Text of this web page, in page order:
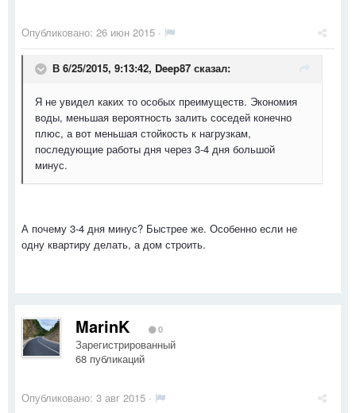
Опубликовано: 26 июн 2015 ·
В 6/25/2015, 9:13:42, Deep87 сказал:
Я не увидел каких то особых преимуществ. Экономия
воды, меньшая вероятность залить соседей конечно
плюс, а вот меньшая стойкость к нагрузкам,
последующие работы дня через 3-4 дня большой
минус.
А почему 3-4 дня минус? Быстрее же. Особенно если не
одну квартиру делать, а дом строить.
MarinK 0
Зарегистрированный
68 публикаций
Опубликовано: 3 авг 2015 ·